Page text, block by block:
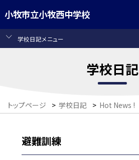
小牧市立小牧西中学校
学校日記メニュー
学校日記
トップページ > 学校日記 > Hot News !
避難訓練